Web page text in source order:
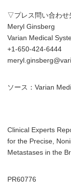
▽プレス問い合わせ
Meryl Ginsberg
Varian Medical
+1-650-424-6444
ソース：Varian
Clinical Experts
for the Precise,
Metastases in the
PR60776